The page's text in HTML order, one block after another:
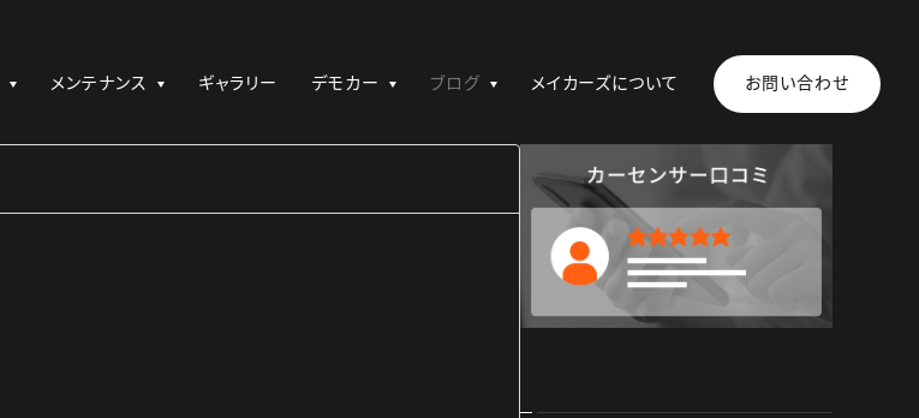
メンテナンス ギャラリー デモカー ブログ メイカーズについて お問い合わせ